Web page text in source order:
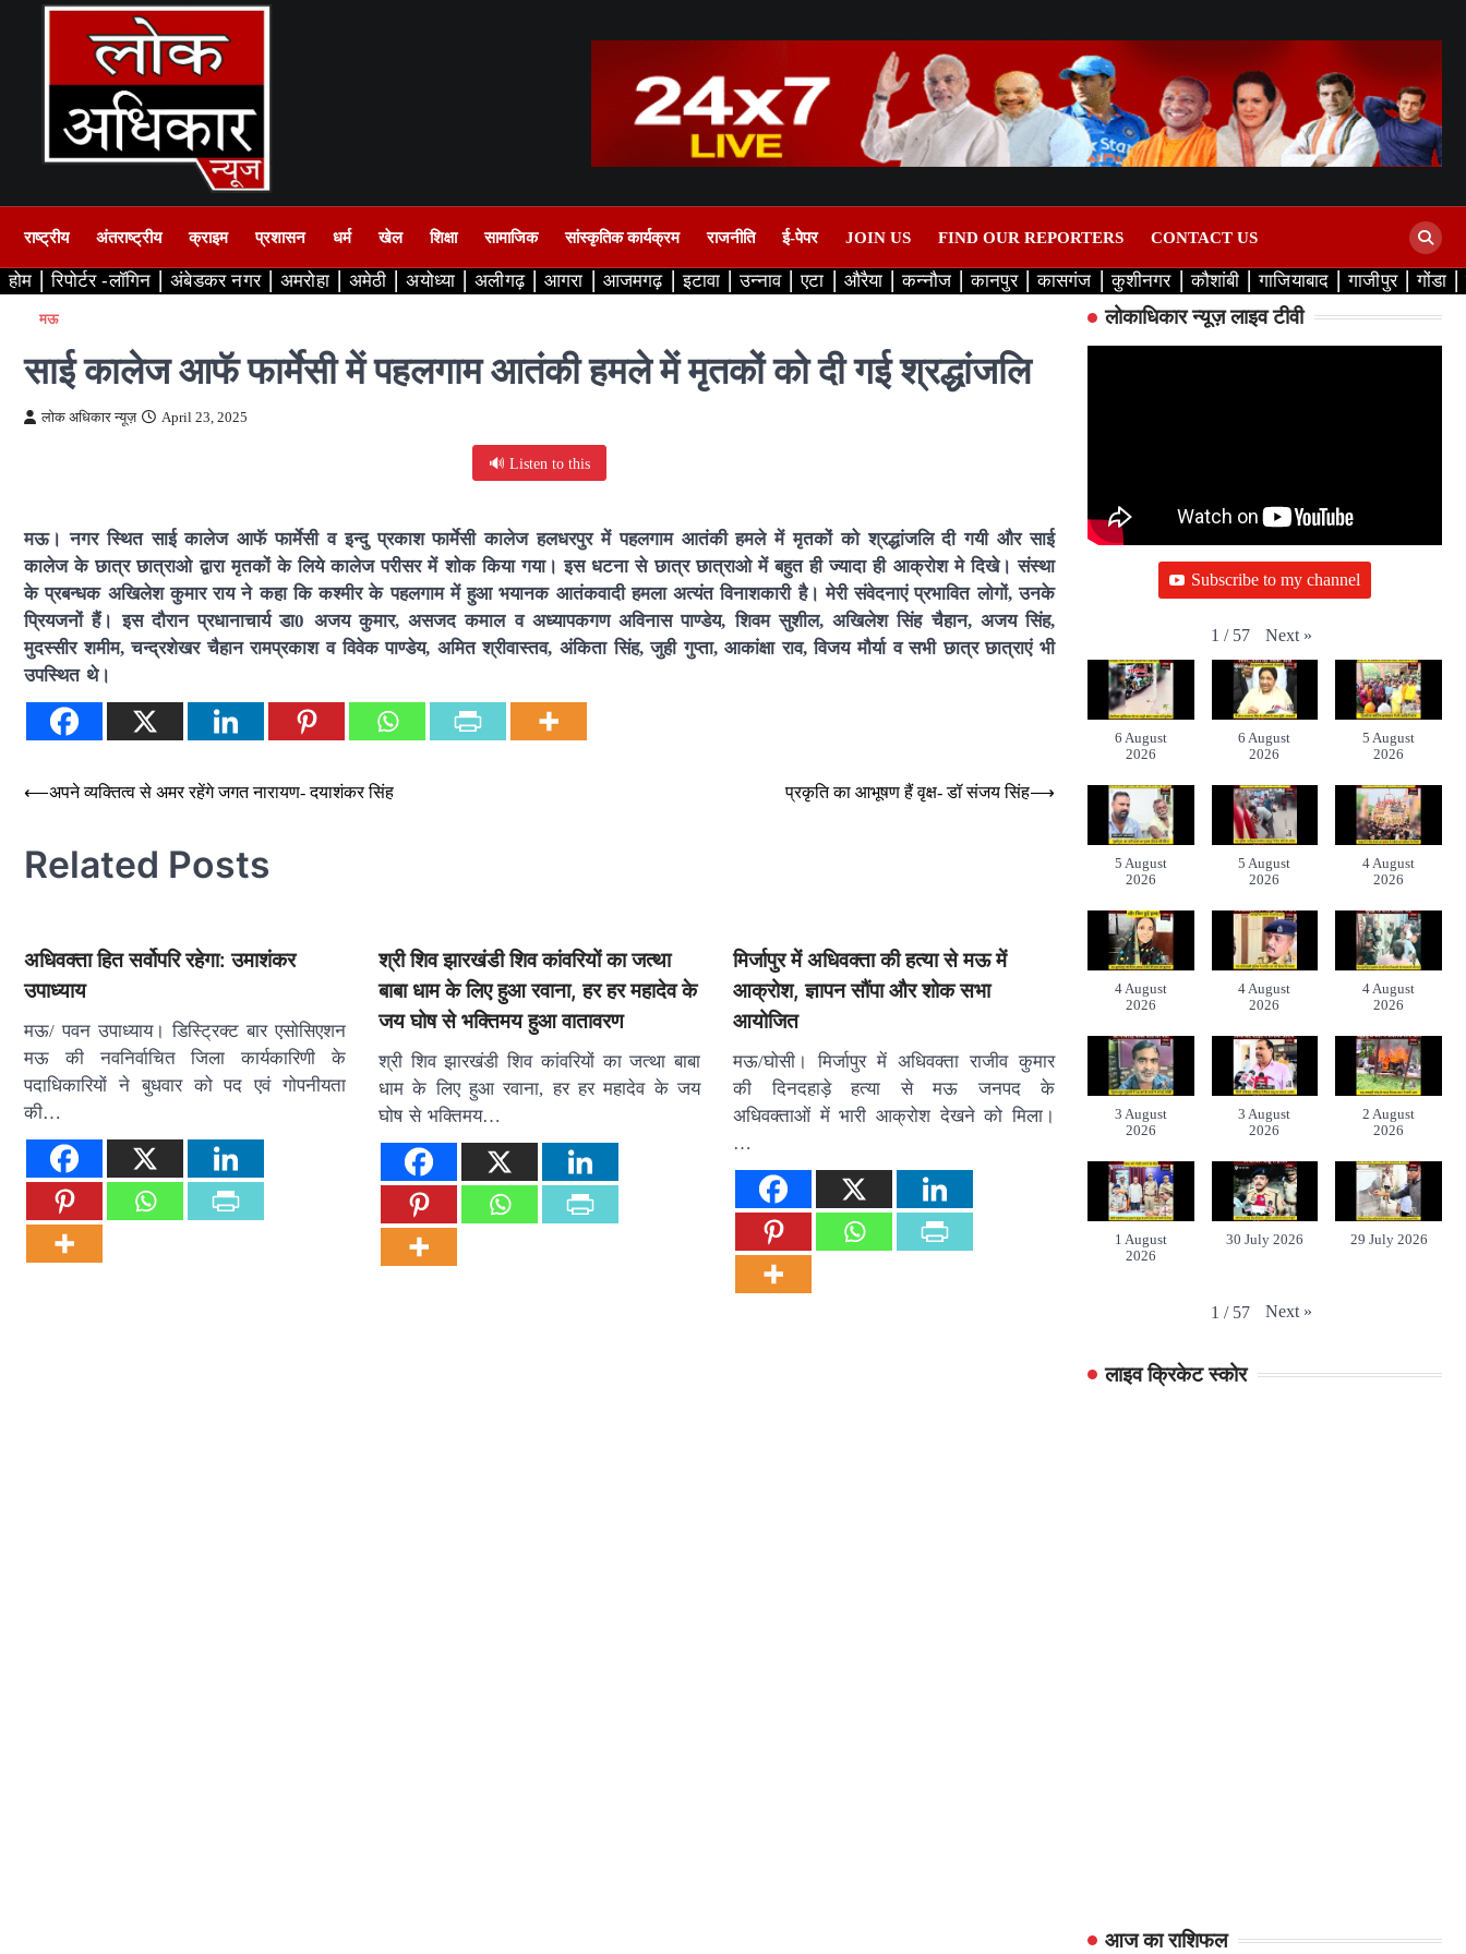
राष्ट्रीय अंतराष्ट्रीय क्राइम प्रशासन धर्म खेल शिक्षा सामाजिक सांस्कृतिक कार्यक्रम राजनीति ई-पेपर JOIN US FIND OUR REPORTERS CONTACT US
होम रिपोर्टर -लॉगिन अंबेडकर नगर अमरोहा अमेठी अयोध्या अलीगढ़ आगरा आजमगढ़ इटावा उन्नाव एटा औरैया कन्नौज कानपुर कासगंज कुशीनगर कौशांबी गाजियाबाद गाजीपुर गोंडा
मऊ
साई कालेज आफॅ फार्मेसी में पहलगाम आतंकी हमले में मृतकों को दी गई श्रद्धांजलि
लोक अधिकार न्यूज़ April 23, 2025
🔊 Listen to this
मऊ। नगर स्थित साई कालेज आफॅ फार्मेसी व इन्दु प्रकाश फार्मेसी कालेज हलधरपुर में पहलगाम आतंकी हमले में मृतकों को श्रद्धांजलि दी गयी और साई
कालेज के छात्र छात्राओ द्वारा मृतकों के लिये कालेज परीसर में शोक किया गया। इस धटना से छात्र छात्राओ में बहुत ही ज्यादा ही आक्रोश मे दिखे। संस्था
के प्रबन्धक अखिलेश कुमार राय ने कहा कि कश्मीर के पहलगाम में हुआ भयानक आतंकवादी हमला अत्यंत विनाशकारी है। मेरी संवेदनाएं प्रभावित लोगों, उनके
प्रियजनों हैं। इस दौरान प्रधानाचार्य डा0 अजय कुमार, असजद कमाल व अध्यापकगण अविनास पाण्डेय, शिवम सुशील, अखिलेश सिंह चैहान, अजय सिंह,
मुदस्सीर शमीम, चन्द्रशेखर चैहान रामप्रकाश व विवेक पाण्डेय, अमित श्रीवास्तव, अंकिता सिंह, जुही गुप्ता, आकांक्षा राव, विजय मौर्या व सभी छात्र छात्राएं भी
उपस्थित थे।
Post
⟵अपने व्यक्तित्व से अमर रहेंगे जगत नारायण- दयाशंकर सिंह प्रकृति का आभूषण हैं वृक्ष- डॉ संजय सिंह⟶
Related Posts
अधिवक्ता हित सर्वोपरि रहेगा: उमाशंकर
उपाध्याय
मऊ/ पवन उपाध्याय। डिस्ट्रिक्ट बार एसोसिएशन
मऊ की नवनिर्वाचित जिला कार्यकारिणी के
पदाधिकारियों ने बुधवार को पद एवं गोपनीयता
की…
श्री शिव झारखंडी शिव कांवरियों का जत्था
बाबा धाम के लिए हुआ रवाना, हर हर महादेव के
जय घोष से भक्तिमय हुआ वातावरण
श्री शिव झारखंडी शिव कांवरियों का जत्था बाबा
धाम के लिए हुआ रवाना, हर हर महादेव के जय
घोष से भक्तिमय…
मिर्जापुर में अधिवक्ता की हत्या से मऊ में
आक्रोश, ज्ञापन सौंपा और शोक सभा
आयोजित
मऊ/घोसी। मिर्जापुर में अधिवक्ता राजीव कुमार
की दिनदहाड़े हत्या से मऊ जनपद के
अधिवक्ताओं में भारी आक्रोश देखने को मिला।
…
लोकाधिकार न्यूज़ लाइव टीवी
Subscribe to my channel
1 / 57 Next »
6 August
2026
6 August
2026
5 August
2026
5 August
2026
5 August
2026
4 August
2026
4 August
2026
4 August
2026
4 August
2026
3 August
2026
3 August
2026
2 August
2026
1 August
2026
30 July 2026 29 July 2026
1 / 57 Next »
लाइव क्रिकेट स्कोर
आज का राशिफल